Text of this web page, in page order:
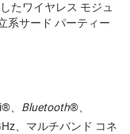
たワイヤレス モジュ
系サード パーティー
、 Bluetooth®、
、マルチバンド コネ